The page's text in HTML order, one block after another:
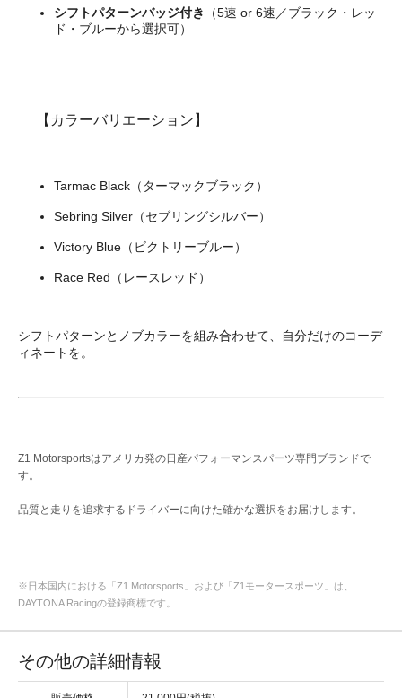
シフトパターンバッジ付き
（5速 or 6速／ブラック・レッ
ド・ブルーから選択可）
【カラーバリエーション】
Tarmac Black（ターマックブラック）
Sebring Silver（セブリングシルバー）
Victory Blue（ビクトリーブルー）
Race Red（レースレッド）
シフトパターンとノブカラーを組み合わせて、自分だけのコーデ
ィネートを。
Z1 Motorsportsはアメリカ発の日産パフォーマンスパーツ専門ブランドで
す。
品質と走りを追求するドライバーに向けた確かな選択をお届けします。
※日本国内における「Z1 Motorsports」および「Z1モータースポーツ」は、
DAYTONA Racingの登録商標です。
その他の詳細情報